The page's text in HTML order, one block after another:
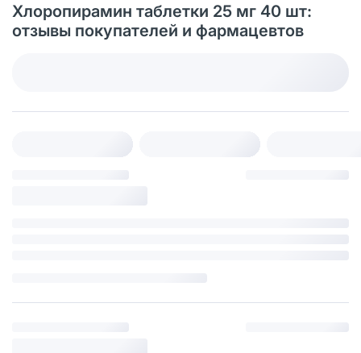
Хлоропирамин таблетки 25 мг 40 шт:
отзывы покупателей и фармацевтов